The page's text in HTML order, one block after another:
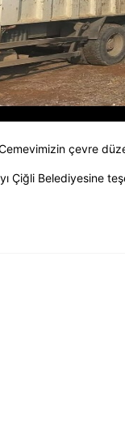
çevre
Çiğli Belediyesine